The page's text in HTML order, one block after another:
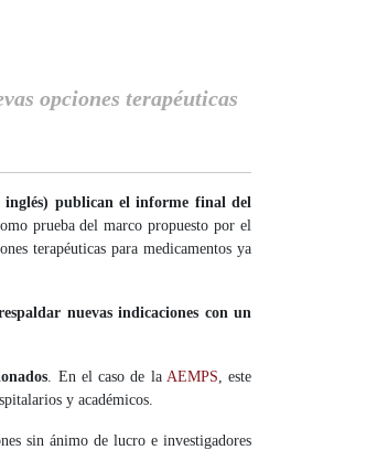
opciones terapéuticas
inglés) publican el informe final del
prueba del marco propuesto por el
terapéuticas para medicamentos ya
nuevas indicaciones con un
. En el caso de la AEMPS, este
y académicos.
sin ánimo de lucro e investigadores